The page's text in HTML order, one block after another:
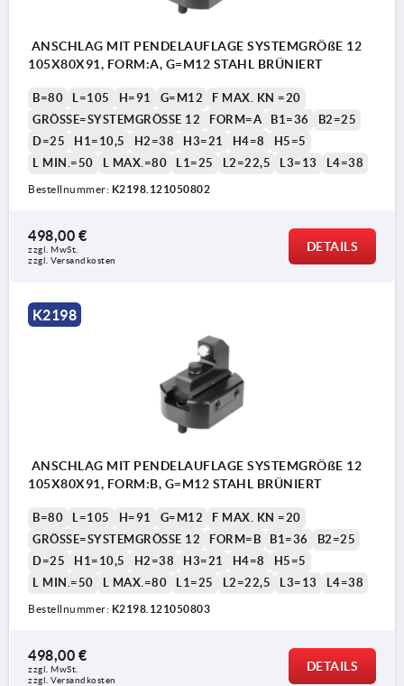
1) Achtung: Verformungsgefahr!
In diesem Bereich darf keine Spannpratze
Form A: Pendelauflage, glatt
Form B: Pendelauflage, mit Einsatz aus POM
Form C: Pendelauflage, mit Riffelung
Form D: Pendelauflage, mit Einsatz aus
Hartmetall
ANSCHLAG MIT PENDELAUFLAGE SYSTEMGRÖßE 12
105X80X91, FORM:A, G=M12 STAHL BRÜNIERT
B=80 L=105 H=91 G=M12
F MAX. KN =20
GRÖSSE=SYSTEMGRÖSSE 12
FORM=A B1=36
B2=25
D=25
H1=10,5 H2=38 H3=21 H4=8
H5=5
L MIN.=50
L MAX.=80 L1=25 L2=22,5 L3=13 L4=38
Bestellnummer: K2198.121050802
498,00 €
zzgl. MwSt.
zzgl. Versandkosten
DETAILS
K2198
ANSCHLAG MIT PENDELAUFLAGE SYSTEMGRÖßE 12
105X80X91, FORM:B, G=M12 STAHL BRÜNIERT
B=80 L=105 H=91 G=M12
F MAX. KN =20
GRÖSSE=SYSTEMGRÖSSE 12
FORM=B B1=36
B2=25
D=25
H1=10,5 H2=38 H3=21 H4=8
H5=5
L MIN.=50
L MAX.=80 L1=25 L2=22,5 L3=13 L4=38
Bestellnummer: K2198.121050803
498,00 €
zzgl. MwSt.
zzgl. Versandkosten
DETAILS